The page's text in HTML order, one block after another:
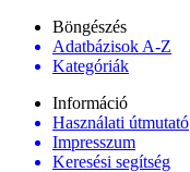
Böngészés
Adatbázisok A-Z
Kategóriák
Információ
Használati útmutató
Impresszum
Keresési segítség